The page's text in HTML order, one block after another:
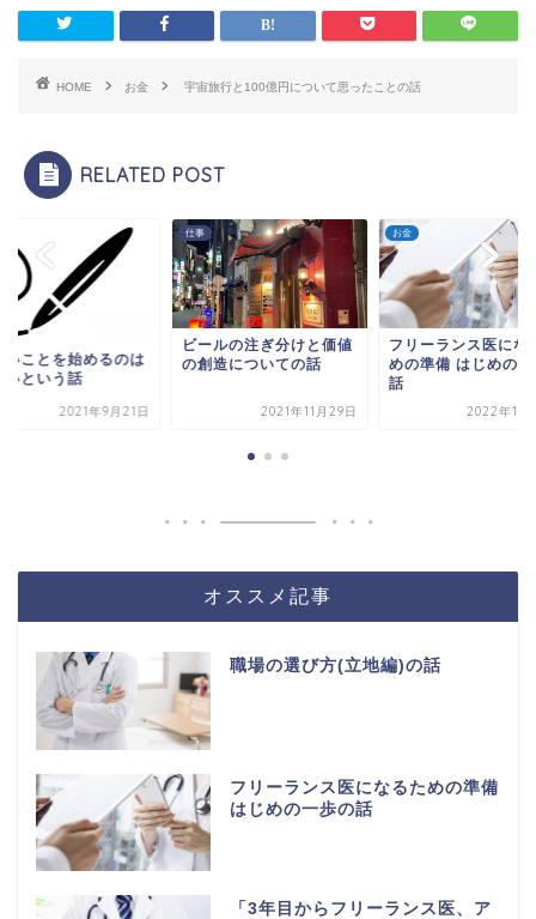
HOME お金 宇宙旅行と100億円について思ったことの話
RELATED POST
いことを始めるのは
いという話
2021年9月21日
仕事
ビールの注ぎ分けと価値
の創造についての話
2021年11月29日
お金
フリーランス医にな
めの準備 はじめの一
話
2022年10
オススメ記事
職場の選び方(立地編)の話
フリーランス医になるための準備
はじめの一歩の話
「3年目からフリーランス医、ア